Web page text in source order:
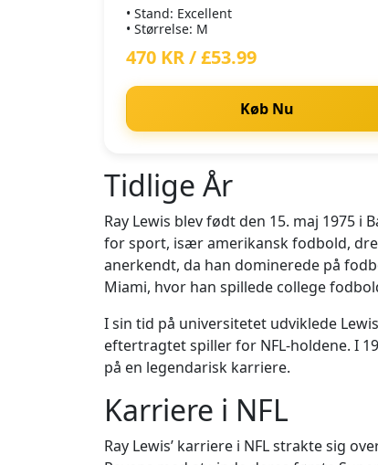
• Stand: Excellent
• Størrelse: M
470 KR / £53.99
Køb Nu
Tidlige År
Ray Lewis blev født den 15. maj 1975
for sport, især amerikansk fodbold,
anerkendt, da han dominerede på
Miami, hvor han spillede college
I sin tid på universitetet udviklede
eftertragtet spiller for NFL-holdene. I
på en legendarisk karriere.
Karriere i NFL
Ray Lewis’ karriere i NFL strakte sig